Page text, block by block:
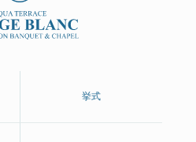
挙式